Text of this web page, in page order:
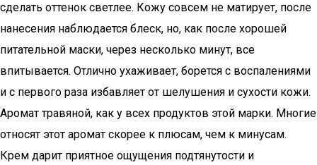
сделать оттенок светлее. Кожу совсем не матирует, после
нанесения наблюдается блеск, но, как после хорошей
питательной маски, через несколько минут, все
впитывается. Отлично ухаживает, борется с воспалениями
и с первого раза избавляет от шелушения и сухости кожи.
Аромат травяной, как у всех продуктов этой марки. Многие
относят этот аромат скорее к плюсам, чем к минусам.
Крем дарит приятное ощущения подтянутости и